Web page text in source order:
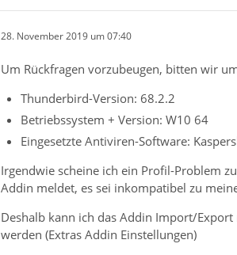
28. November 2019 um 07:40
Um Rückfragen vorzubeugen, bitten wir
Thunderbird-Version: 68.2.2
Betriebssystem + Version: W10 64
Eingesetzte Antiviren-Software:
Irgendwie scheine ich ein Profil-Problem
Addin meldet, es sei inkompatibel zu
Deshalb kann ich das Addin Import/
werden (Extras Addin Einstellungen)